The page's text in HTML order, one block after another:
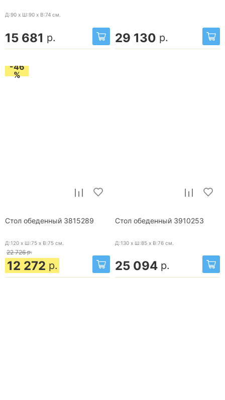
Д:90 x Ш:90 x В:74 см.
15 681 р. 29 130 р.
-46
%
Стол обеденный 3815289
Д:120 x Ш:75 x В:75 см.
22 726 р.
12 272 р.
Стол обеденный 3910253
Д:130 x Ш:85 x В:76 см.
25 094 р.